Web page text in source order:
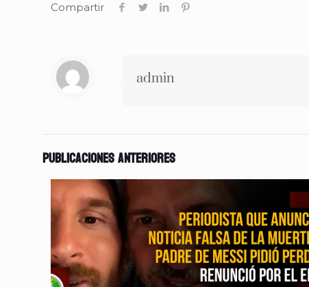
Compartir
admin
Publicaciones anteriores